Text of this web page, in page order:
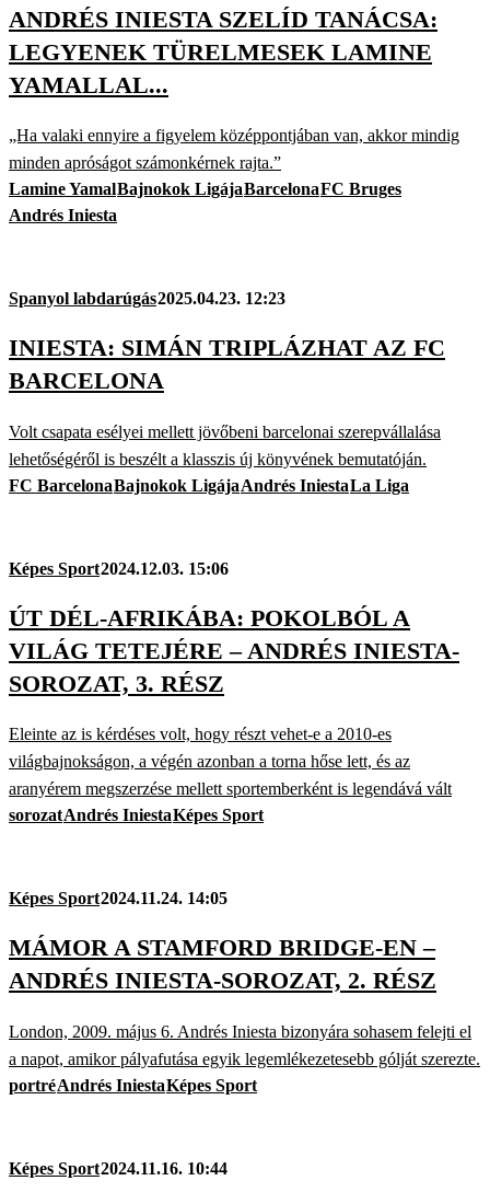
ANDRÉS INIESTA SZELÍD TANÁCSA:
LEGYENEK TÜRELMESEK LAMINE
YAMALLAL...
„Ha valaki ennyire a figyelem középpontjában van, akkor mindig
minden apróságot számonkérnek rajta.”
Lamine YamalBajnokok LigájaBarcelonaFC Bruges
Andrés Iniesta
Spanyol labdarúgás2025.04.23. 12:23
INIESTA: SIMÁN TRIPLÁZHAT AZ FC
BARCELONA
Volt csapata esélyei mellett jövőbeni barcelonai szerepvállalása
lehetőségéről is beszélt a klasszis új könyvének bemutatóján.
FC BarcelonaBajnokok LigájaAndrés IniestaLa Liga
Képes Sport2024.12.03. 15:06
ÚT DÉL-AFRIKÁBA: POKOLBÓL A
VILÁG TETEJÉRE – ANDRÉS INIESTA-
SOROZAT, 3. RÉSZ
Eleinte az is kérdéses volt, hogy részt vehet-e a 2010-es
világbajnokságon, a végén azonban a torna hőse lett, és az
aranyérem megszerzése mellett sportemberként is legendává vált
sorozatAndrés IniestaKépes Sport
Képes Sport2024.11.24. 14:05
MÁMOR A STAMFORD BRIDGE-EN –
ANDRÉS INIESTA-SOROZAT, 2. RÉSZ
London, 2009. május 6. Andrés Iniesta bizonyára sohasem felejti el
a napot, amikor pályafutása egyik legemlékezetesebb gólját szerezte.
portréAndrés IniestaKépes Sport
Képes Sport2024.11.16. 10:44